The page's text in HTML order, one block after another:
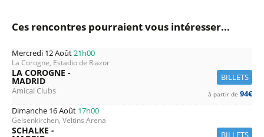
Ces rencontres pourraient vous intéresser...
Mercredi 12 Août21h00
La Corogne, Estadio de Riazor
BILLETS
LA COROGNE -
MADRID
Amical Clubs à partir de 94€
Dimanche 16 Août 17h00
Gelsenkirchen, Veltins Arena
SCHALKE -